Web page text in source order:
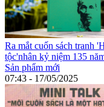
Ra mắt cuốn sách tranh
tộc'nhân kỷ niệm 135
Sản phẩm mới
07:43 - 17/05/2025